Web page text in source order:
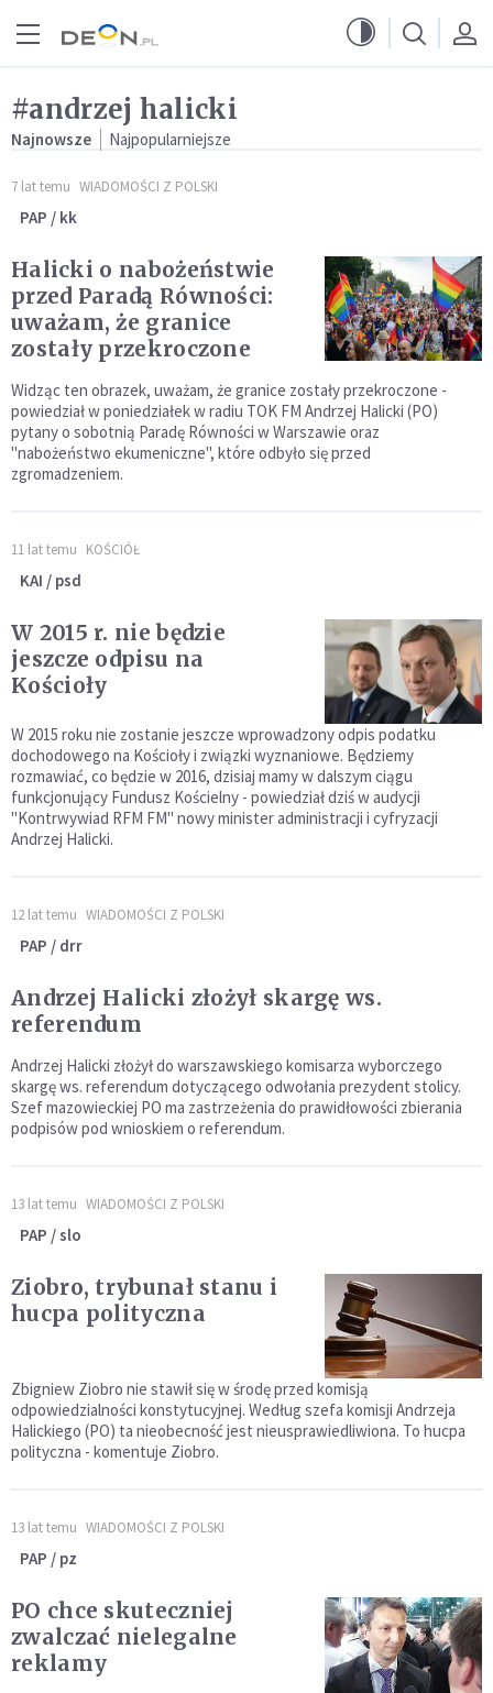
#andrzej halicki
Najnowsze Najpopularniejsze
7 lat temu WIADOMOŚCI Z POLSKI
PAP / kk
Halicki o nabożeństwie
przed Paradą Równości:
uważam, że granice
zostały przekroczone
Widząc ten obrazek, uważam, że granice zostały przekroczone -
powiedział w poniedziałek w radiu TOK FM Andrzej Halicki (PO)
pytany o sobotnią Paradę Równości w Warszawie oraz
"nabożeństwo ekumeniczne", które odbyło się przed
zgromadzeniem.
11 lat temu KOŚCIÓŁ
KAI / psd
W 2015 r. nie będzie
jeszcze odpisu na
Kościoły
W 2015 roku nie zostanie jeszcze wprowadzony odpis podatku
dochodowego na Kościoły i związki wyznaniowe. Będziemy
rozmawiać, co będzie w 2016, dzisiaj mamy w dalszym ciągu
funkcjonujący Fundusz Kościelny - powiedział dziś w audycji
"Kontrwywiad RFM FM" nowy minister administracji i cyfryzacji
Andrzej Halicki.
12 lat temu WIADOMOŚCI Z POLSKI
PAP / drr
Andrzej Halicki złożył skargę ws.
referendum
Andrzej Halicki złożył do warszawskiego komisarza wyborczego
skargę ws. referendum dotyczącego odwołania prezydent stolicy.
Szef mazowieckiej PO ma zastrzeżenia do prawidłowości zbierania
podpisów pod wnioskiem o referendum.
13 lat temu WIADOMOŚCI Z POLSKI
PAP / slo
Ziobro, trybunał stanu i
hucpa polityczna
Zbigniew Ziobro nie stawił się w środę przed komisją
odpowiedzialności konstytucyjnej. Według szefa komisji Andrzeja
Halickiego (PO) ta nieobecność jest nieusprawiedliwiona. To hucpa
polityczna - komentuje Ziobro.
13 lat temu WIADOMOŚCI Z POLSKI
PAP / pz
PO chce skuteczniej
zwalczać nielegalne
reklamy